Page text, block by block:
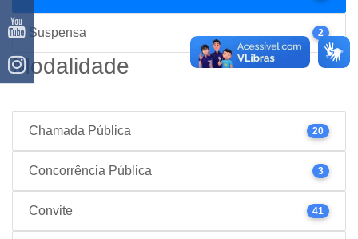
Suspensa 2
Modalidade
Chamada Pública 20
Concorrência Pública 3
Convite 41